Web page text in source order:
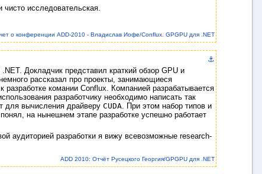
исследовательская.
о конференции ADD-2010 - Владислав Иофе/Conflux. GPGPU для .NET
⚓
Докладчик представил краткий обзор GPU и
рассказал про проекты, занимающиеся
разработке комании Conflux. Компанией разрабатывается
разработчику необходимо написать так
для вычисления драйверу CUDA . При этом набор типов и
на нынешнем этапе разработке успешно работает
аудиторией разработки я вижу всевозможные research-
ADD 2010: Отчёт Русецкого Георгия/GPGPU для .NET